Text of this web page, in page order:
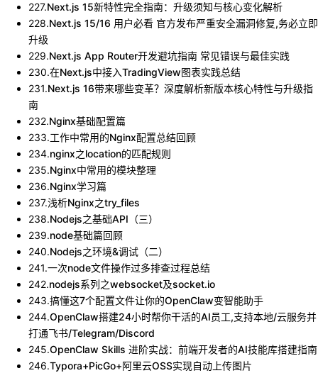
227.Next.js 15新特性完全指南：升级须知与核心变化解析
228.Next.js 15/16 用户必看 官方发布严重安全漏洞修复,务必立即
升级
229.Next.js App Router开发避坑指南 常见错误与最佳实践
230.在Next.js中接入TradingView图表实践总结
231.Next.js 16带来哪些变革？深度解析新版本核心特性与升级指
南
232.Nginx基础配置篇
233.工作中常用的Nginx配置总结回顾
234.nginx之location的匹配规则
235.Nginx中常用的模块整理
236.Nginx学习篇
237.浅析Nginx之try_files
238.Nodejs之基础API（三）
239.node基础篇回顾
240.Nodejs之环境&调试（二）
241.一次node文件操作过多排查过程总结
242.nodejs系列之websocket及socket.io
243.搞懂这7个配置文件让你的OpenClaw变智能助手
244.OpenClaw搭建24小时帮你干活的AI员工,支持本地/云服务并
打通飞书/Telegram/Discord
245.OpenClaw Skills 进阶实战：前端开发者的AI技能库搭建指南
246.Typora+PicGo+阿里云OSS实现自动上传图片